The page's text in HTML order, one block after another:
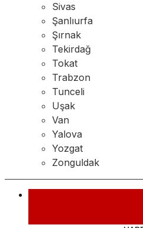
Sivas
Şanlıurfa
Şırnak
Tekirdağ
Tokat
Trabzon
Tunceli
Uşak
Van
Yalova
Yozgat
Zonguldak